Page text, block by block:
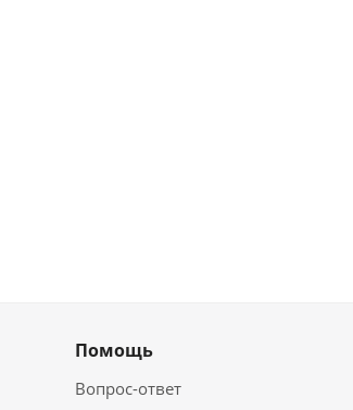
Помощь
Вопрос-ответ